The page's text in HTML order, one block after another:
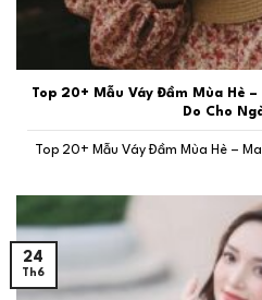
Top 20+ Mẫu Váy Đầm Mùa Hè
Do Cho
Top 20+ Mẫu Váy Đầm Mùa Hè –
24
Th6